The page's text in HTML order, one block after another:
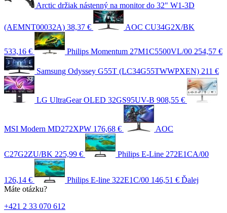
Arctic držiak nástenný na monitor do 32" W1-3D
(AEMNT00032A) 38,37 € AOC CU34G2X/BK
533,16 € Philips Momentum 27M1C5500VL/00 254,57 €
Samsung Odyssey G55T (LC34G55TWWPXEN) 211 €
LG UltraGear OLED 32GS95UV-B 908,55 €
MSI Modern MD272XPW 176,68 € AOC
C27G2ZU/BK 225,99 € Philips E-Line 272E1CA/00
126,14 € Philips E-line 322E1C/00 146,51 € Ďalej
Máte otázku?
+421 2 33 070 612